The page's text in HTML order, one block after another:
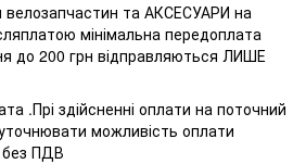
велозапчастин та АКСЕСУАРИ на
мінімальна передоплата
до 200 грн відправляються ЛИШЕ
.Прі здійсненні оплати на поточний
можливість оплати
без ПДВ